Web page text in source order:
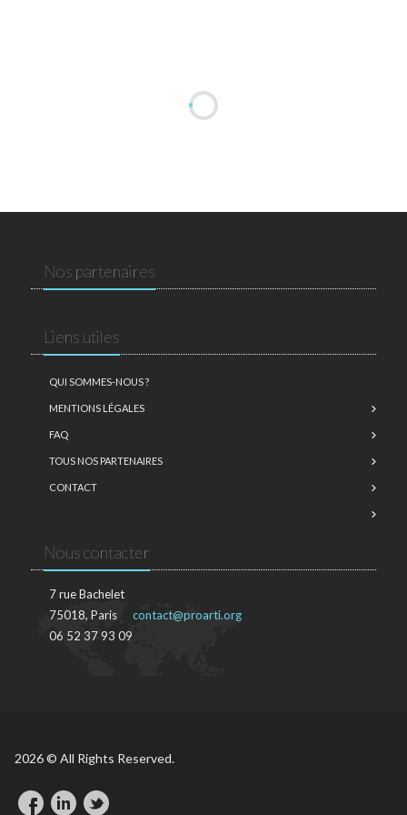
Nos partenaires
Liens utiles
QUI SOMMES-NOUS ?
MENTIONS LÉGALES
FAQ
TOUS NOS PARTENAIRES
CONTACT
Nous contacter
7 rue Bachelet
75018, Paris
06 52 37 93 09
contact@proarti.org
2026 © All Rights Reserved.